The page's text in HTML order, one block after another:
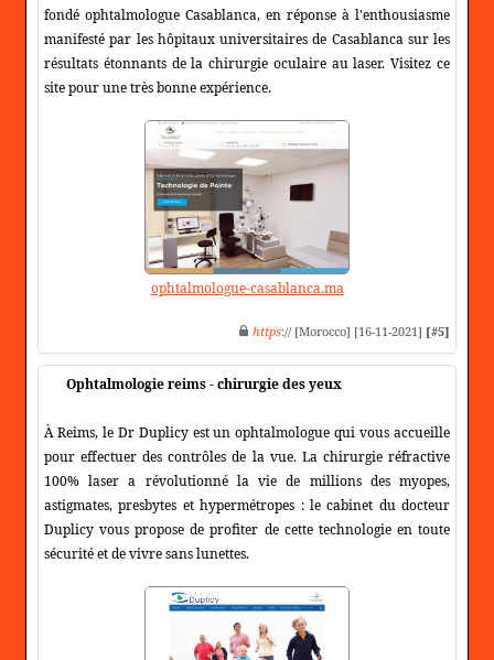
fondé ophtalmologue Casablanca, en réponse à l'enthousiasme
manifesté par les hôpitaux universitaires de Casablanca sur les
résultats étonnants de la chirurgie oculaire au laser. Visitez ce
site pour une très bonne expérience.
ophtalmologue-casablanca.ma
https:// [Morocco] [16-11-2021] [#5]
Ophtalmologie reims - chirurgie des yeux
À Reims, le Dr Duplicy est un ophtalmologue qui vous accueille
pour effectuer des contrôles de la vue. La chirurgie réfractive
100% laser a révolutionné la vie de millions des myopes,
astigmates, presbytes et hypermétropes : le cabinet du docteur
Duplicy vous propose de profiter de cette technologie en toute
sécurité et de vivre sans lunettes.